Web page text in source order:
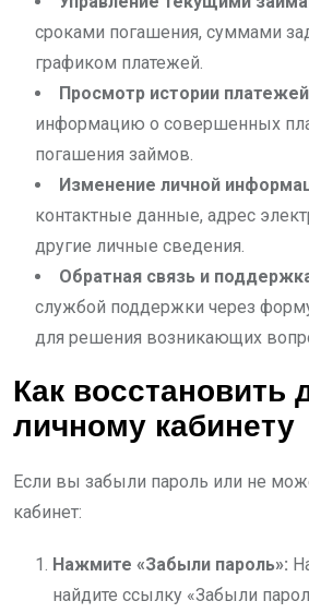
сроками погашения, суммами
графиком платежей.
Просмотр истории
информацию о совершенных
погашения займов.
Изменение личной
контактные данные, адрес
другие личные сведения.
Обратная связь и
службой поддержки через
для решения возникающих
Как восстановить
личному кабинету
Если вы забыли пароль или не
кабинет:
Нажмите «Забыли пароль»:
найдите ссылку «Забыли